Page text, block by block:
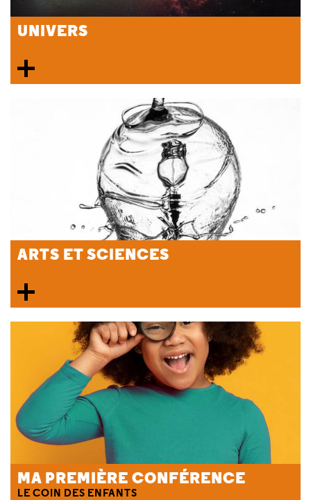
UNIVERS
ARTS ET SCIENCES
MA PREMIÈRE CONFÉRENCE
LE COIN DES ENFANTS